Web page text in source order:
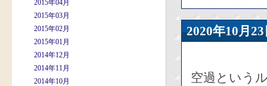
2015年04月
2015年03月
2015年02月
2015年01月
2014年12月
2014年11月
2014年10月
2020年10
空過という